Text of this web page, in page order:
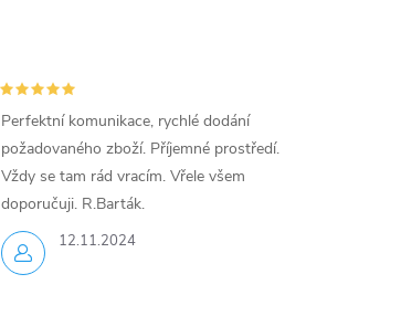
12.11.2024
Perfektní komunikace, rychlé dodání
požadovaného zboží. Příjemné prostředí.
Vždy se tam rád vracím. Vřele všem
doporučuji. R.Barták.